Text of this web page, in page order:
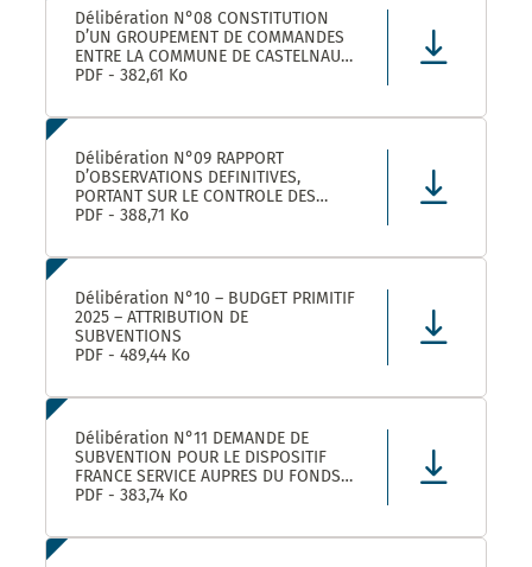
MATERIELS D’ENTRETIEN DES LOCAUX
– ADHÉS
Délibération N°08 CONSTITUTION
D’UN GROUPEMENT DE COMMANDES
ENTRE LA COMMUNE DE CASTELNAU-
LE-LEZ, LE CENTRE COMMUNAL
LEZ ET SES ETABLISSEMENTS
LIVRAISON ET LA GESTION DE TITRES
RESTAURANT E
PDF - 382,61 Ko
Délibération N°09 RAPPORT
D’OBSERVATIONS DEFINITIVES,
PORTANT SUR LE CONTROLE DES
COMPTES ET DE LA GESTION DE
METROPOLE AU TITRE DES EXERCICES
PDF - 388,71 Ko
Délibération N°10 – BUDGET PRIMITIF
2025 – ATTRIBUTION DE
SUBVENTIONS
PDF - 489,44 Ko
Délibération N°11 DEMANDE DE
SUBVENTION POUR LE DISPOSITIF
FRANCE SERVICE AUPRES DU FONDS
NATIONAL D’AMENAGEMENT ET DE
DU FONDS NATIONAL FRANCE
PDF - 383,74 Ko